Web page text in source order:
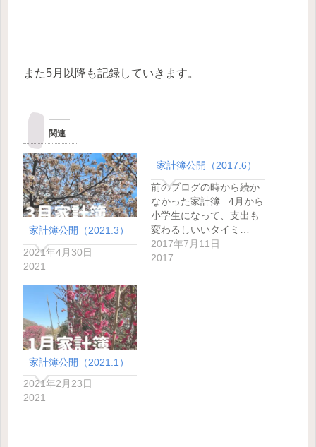
また5月以降も記録していきます。
関連
家計簿公開（2021.3）
2021年4月30日
2021
家計簿公開（2017.6）
前のブログの時から続か
なかった家計簿 4月から
小学生になって、支出も
変わるしいいタイミ…
2017年7月11日
2017
家計簿公開（2021.1）
2021年2月23日
2021